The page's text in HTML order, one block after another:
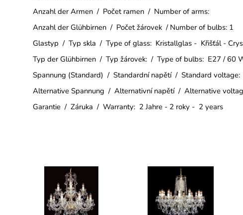
Anzahl der Armen / Počet ramen / Number of arms:
Anzahl der Glühbirnen / Počet žárovek / Number of bulbs: 1
Glastyp / Typ skla / Type of glass: Kristallglas - Křišťál -
Typ der Glühbirnen / Typ žárovek: / Type of bulbs: E27 / 60
Spannung (Standard) / Standardní napětí / Standard
Alternative Spannung / Alternativní napětí / Alternative
Garantie / Záruka / Warranty: 2 Jahre - 2 roky - 2 years